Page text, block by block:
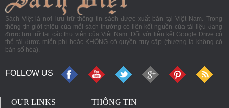
Sách Việt là nơi lưu trữ thông tin sách được xuất bản tại Việt Nam. Trong
thông tin giới thiệu của mỗi sách thường có liên kết nguồn của tài liệu đang
được lưu trữ tại các thư viện của Việt Nam. Đối với liên kết Google Drive có
thể tải được miễn phí hoặc KHÔNG có quyền truy cập (thường là không có
bản số hóa).
FOLLOW US
OUR LINKS THÔNG TIN